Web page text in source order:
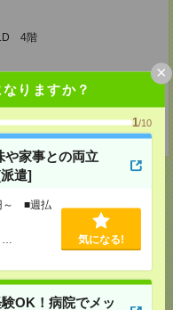
りますか？
1/10
や家事との両立
遣]
～ ■週払
気になる!
OK！病院でメッ
×
4階
をプレゼント中★
へ
電話応募